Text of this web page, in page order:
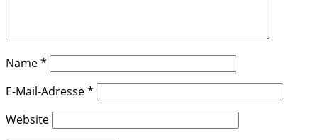
Name*
E-Mail-Adresse*
Website